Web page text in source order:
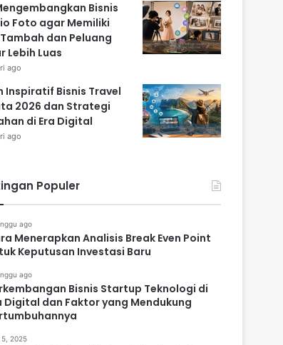
Bisnis
Foto agar Memiliki
dan Peluang
Lebih Luas
ago
Inspiratif Bisnis Travel
2026 dan Strategi
di Era Digital
ago
Populer
ago
Menerapkan Analisis Break Even Point
Keputusan Investasi Baru
ago
Bisnis Startup Teknologi di
Digital dan Faktor yang Mendukung
5, 2025